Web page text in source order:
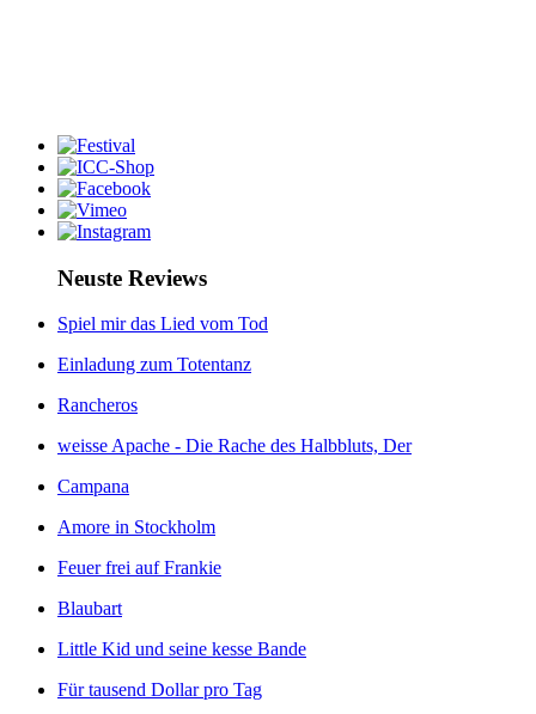
Neuste Reviews
Spiel mir das Lied vom Tod
Einladung zum Totentanz
Rancheros
weisse Apache - Die Rache des Halbbluts, Der
Campana
Amore in Stockholm
Feuer frei auf Frankie
Blaubart
Little Kid und seine kesse Bande
Für tausend Dollar pro Tag